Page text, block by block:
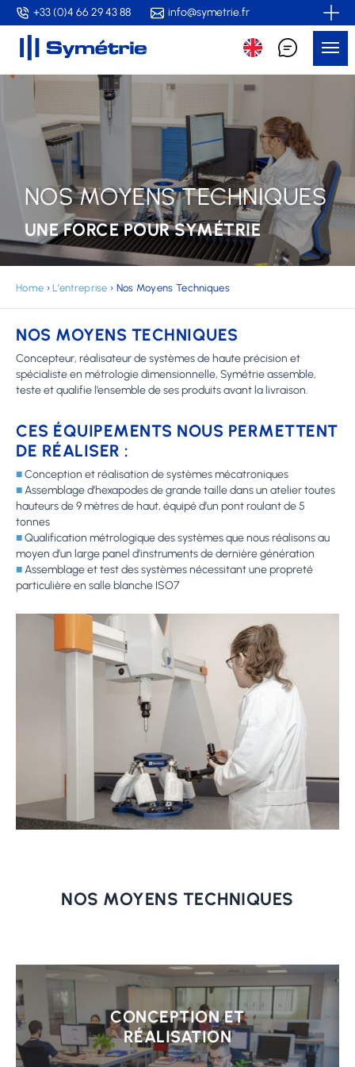
Skip
to
content
+33 (0)4 66 29 43 88 info@symetrie.fr
NOS MOYENS TECHNIQUES
UNE FORCE POUR SYMÉTRIE
Home ›L’entreprise › Nos Moyens Techniques
NOS MOYENS TECHNIQUES
Concepteur, réalisateur de systèmes de haute précision et
spécialiste en métrologie dimensionnelle, Symétrie assemble,
teste et qualifie l’ensemble de ses produits avant la livraison.
CES ÉQUIPEMENTS NOUS PERMETTENT
DE RÉALISER :
■Conception et réalisation de systèmes mécatroniques
■Assemblage d’hexapodes de grande taille dans un atelier toutes
hauteurs de 9 mètres de haut, équipé d’un pont roulant de 5
tonnes
■Qualification métrologique des systèmes que nous réalisons au
moyen d’un large panel d’instruments de dernière génération
■Assemblage et test des systèmes nécessitant une propreté
particulière en salle blanche ISO7
NOS MOYENS TECHNIQUES
CONCEPTION ET
RÉALISATION
Learn
more